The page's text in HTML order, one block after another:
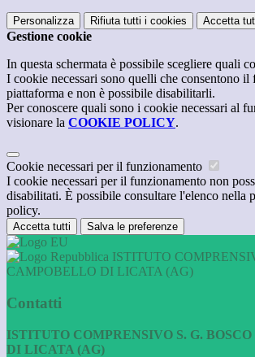
Personalizza Rifiuta tutti i cookies Accetta
Gestione cookie
In questa schermata è possibile scegliere quali
I cookie necessari sono quelli che consentono il
piattaforma e non è possibile disabilitarli.
Per conoscere quali sono i cookie necessari al
visionare la COOKIE POLICY.
Cookie necessari per il funzionamento
I cookie necessari per il funzionamento non
disabilitati. È possibile consultare l'elenco nella
policy.
Accetta tutti Salva le preferenze
ISTITUTO
CAMPOBELLO DI LICATA (AG)
Contatti
ISTITUTO COMPRENSIVO S. G.
DI LICATA (AG)